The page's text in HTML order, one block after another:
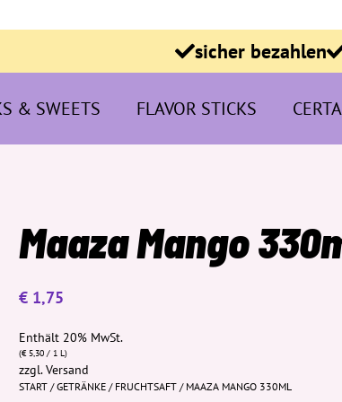
sicher bezahlen
& SWEETS FLAVOR STICKS
Maaza Mango
€ 1,75
Enthält 20% MwSt.
(€5,30 / 1 L)
zzgl.Versand
START /GETRÄNKE / FRUCHTSAFT / MAAZA MANGO 330ML